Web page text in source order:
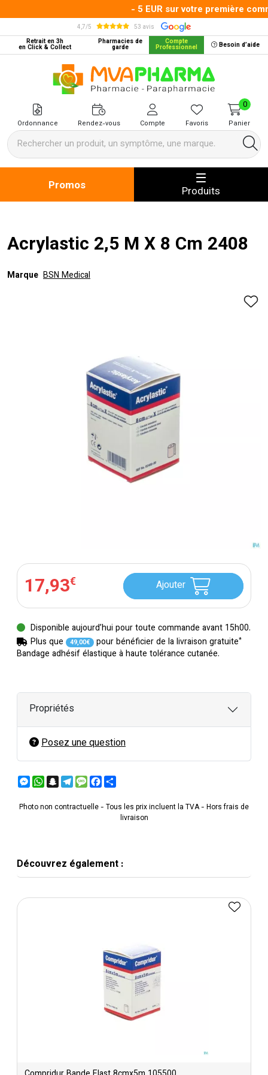
- 5 EUR sur votre première
4,7/5
53 avis
Retrait en 3h
en Click & Collect
Pharmacies de
garde
Compte
Professionnel Besoin d’aide
MVA Pharma Votre pharmacie
Ordonnance Rendez-vous Compte Favoris Panier
0
Promos Produits
Acrylastic 2,5 M X 8 Cm 2408
Marque BSN Medical
Bandage adhésif élastique à haute tolérance cutanée.
17,93€ Ajouter
Disponible aujourd’hui pour toute commande avant 15h00.
Plus que
49,00€ pour bénéficier de la livraison gratuite*
Propriétés
Posez une question
Messenger
WhatsApp
Snapchat
Telegram
MessageFacebook
Photo non contractuelle - Tous les prix incluent la TVA - Hors frais de
livraison
Découvrez également :